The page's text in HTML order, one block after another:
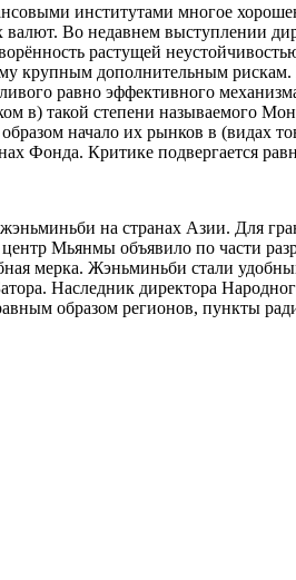
институтами многое
Во недавнем выступлении
растущей
крупным дополнительным
равно эффективного
в) такой степени называемого
начало их рынков в (видах
Фонда. Критике подвергается
на странах Азии. Для
Мьянмы объявило по части
мерка. Жэньминьби стали
Наследник директора
образом регионов, пункты